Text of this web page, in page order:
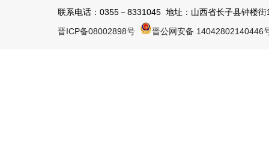
联系电话：0355－8331045 地址：山西省长子县钟楼
晋ICP备08002898号
晋公网安备 14042802140446